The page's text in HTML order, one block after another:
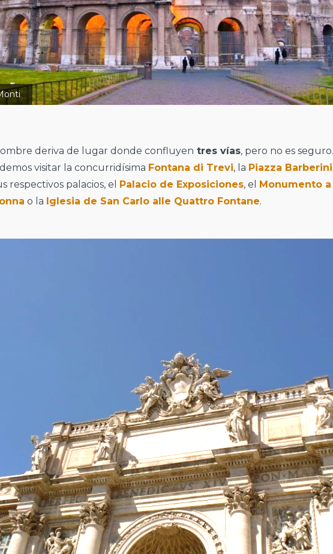
deriva de lugar donde confluyen tres vías, pero no es
visitar la concurridísima Fontana di Trevi, la Piazza Barberini
respectivos palacios, el Palacio de Exposiciones, el Monumento
o la Iglesia de San Carlo alle Quattro Fontane.